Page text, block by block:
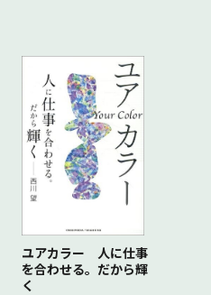
書）
③ 生命保険料控除を押さえて
④ 配偶者控除を押さえておこ
⑤ 扶養控除を押さえておこう
⑥ その他の所得控除を押さえ
的な流れを押さえておこう
えておこう
得控除を入力しよう
保険料控除を入力しよう
命保険料控除を入力しよう
偶者控除を入力しよう
養控除を入力しよう
得控除額を確認しよう
額控除などを入力しよう
力結果を確認しよう
の他の項目を入力し印刷しよ
ユアカラー 人に仕事
を合わせる。だから輝
く